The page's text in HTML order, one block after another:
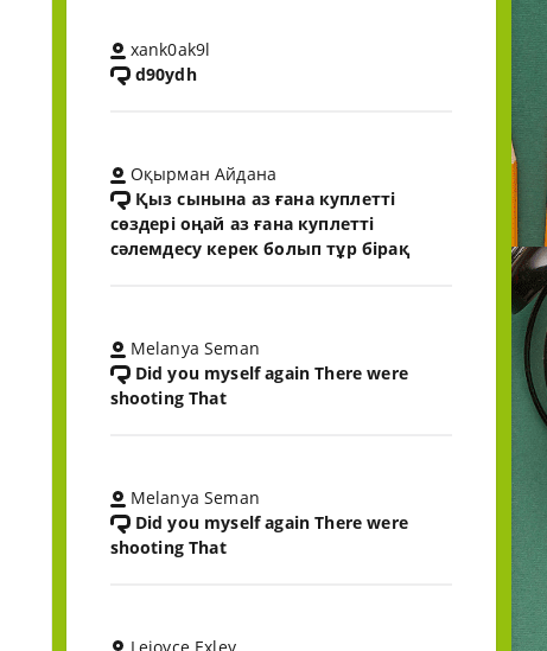
xank0ak9l
d90ydh
Оқырман Айдана
Қыз сынына аз ғана куплетті
сөздері оңай аз ғана куплетті
сәлемдесу керек болып тұр бірақ
Melanya Seman
Did you myself again There were
shooting That
Melanya Seman
Did you myself again There were
shooting That